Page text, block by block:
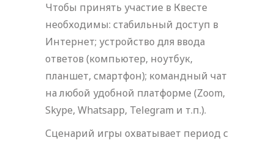
Чтобы принять участие в Квесте
необходимы: стабильный доступ в
Интернет; устройство для ввода
ответов (компьютер, ноутбук,
планшет, смартфон); командный чат
на любой удобной платформе (Zoom,
Skype, Whatsapp, Telegram и т.п.).
Сценарий игры охватывает период с